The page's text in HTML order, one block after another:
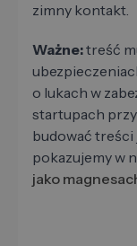
zimny kontakt.
Ważne:treść
o lukach w
startupach
budować treści
pokazujemy w
jako